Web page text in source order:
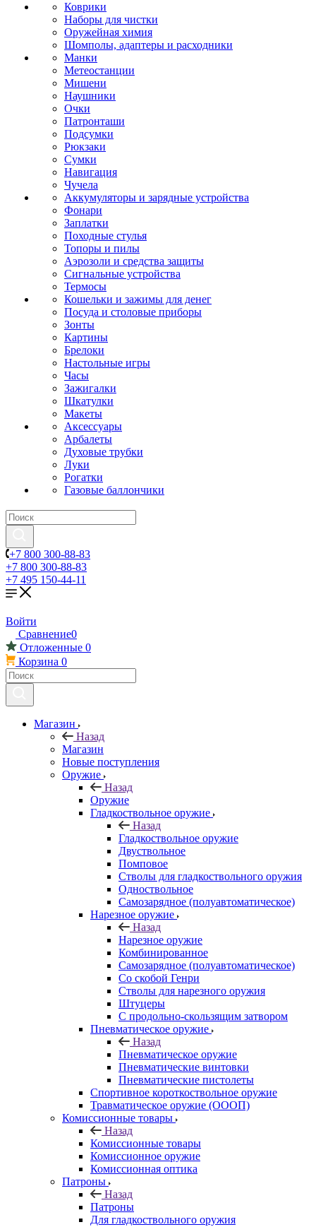
Коврики
Наборы для чистки
Оружейная химия
Шомполы, адаптеры и расходники
Манки
Метеостанции
Мишени
Наушники
Очки
Патронташи
Подсумки
Рюкзаки
Сумки
Навигация
Чучела
Аккумуляторы и зарядные устройства
Фонари
Заплатки
Походные стулья
Топоры и пилы
Аэрозоли и средства защиты
Сигнальные устройства
Термосы
Кошельки и зажимы для денег
Посуда и столовые приборы
Зонты
Картины
Брелоки
Настольные игры
Часы
Зажигалки
Шкатулки
Макеты
Аксессуары
Арбалеты
Духовые трубки
Луки
Рогатки
Газовые баллончики
+7 800 300-88-83
+7 800 300-88-83
+7 495 150-44-11
Войти
Сравнение0
Отложенные 0
Корзина 0
Магазин
Назад
Магазин
Новые поступления
Оружие
Назад
Оружие
Гладкоствольное оружие
Назад
Гладкоствольное оружие
Двуствольное
Помповое
Стволы для гладкоствольного оружия
Одноствольное
Самозарядное (полуавтоматическое)
Нарезное оружие
Назад
Нарезное оружие
Комбинированное
Самозарядное (полуавтоматическое)
Со скобой Генри
Стволы для нарезного оружия
Штуцеры
С продольно-скользящим затвором
Пневматическое оружие
Назад
Пневматическое оружие
Пневматические винтовки
Пневматические пистолеты
Спортивное короткоствольное оружие
Травматическое оружие (ОООП)
Комиссионные товары
Назад
Комиссионные товары
Комиссионное оружие
Комиссионная оптика
Патроны
Назад
Патроны
Для гладкоствольного оружия